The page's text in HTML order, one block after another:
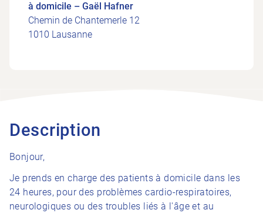
à domicile – Gaël Hafner
Chemin de Chantemerle 12
1010 Lausanne
Description
Bonjour,
Je prends en charge des patients à domicile dans les
24 heures, pour des problèmes cardio-respiratoires,
neurologiques ou des troubles liés à l'âge et au